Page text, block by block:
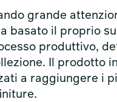
grande
basato il proprio
produttivo,
Il prodotto
a raggiungere i